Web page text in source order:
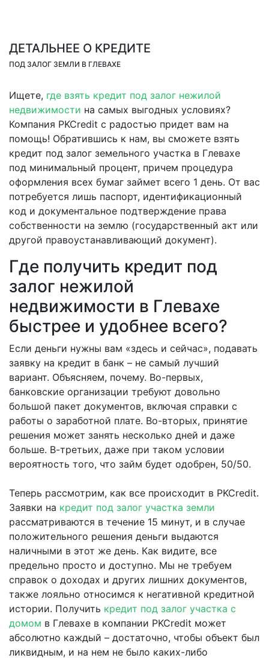
ДЕТАЛЬНЕЕ О КРЕДИТЕ
ПОД ЗАЛОГ ЗЕМЛИ В ГЛЕВАХЕ
Ищете, где взять кредит под залог нежилой
недвижимости на самых выгодных условиях?
Компания PKCredit с радостью придет вам на
помощь! Обратившись к нам, вы сможете взять
кредит под залог земельного участка в Глевахе
под минимальный процент, причем процедура
оформления всех бумаг займет всего 1 день. От вас
потребуется лишь паспорт, идентификационный
код и документальное подтверждение права
собственности на землю (государственный акт или
другой правоустанавливающий документ).
Где получить кредит под
залог нежилой
недвижимости в Глевахе
быстрее и удобнее всего?
Если деньги нужны вам «здесь и сейчас», подавать
заявку на кредит в банк – не самый лучший
вариант. Объясняем, почему. Во-первых,
банковские организации требуют довольно
большой пакет документов, включая справки с
работы о заработной плате. Во-вторых, принятие
решения может занять несколько дней и даже
больше. В-третьих, даже при таком условии
вероятность того, что займ будет одобрен, 50/50.
Теперь рассмотрим, как все происходит в PKCredit.
Заявки на кредит под залог участка земли
рассматриваются в течение 15 минут, и в случае
положительного решения деньги выдаются
наличными в этот же день. Как видите, все
предельно просто и доступно. Мы не требуем
справок о доходах и других лишних документов,
также лояльно относимся к негативной кредитной
истории. Получить кредит под залог участка с
домом в Глевахе в компании PKCredit может
абсолютно каждый – достаточно, чтобы объект был
ликвидным, и на нем не было каких-либо